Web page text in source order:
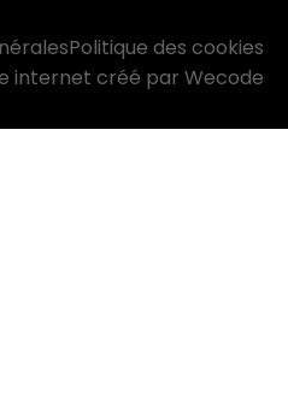
Politique des cookies
internet créé par Wecode